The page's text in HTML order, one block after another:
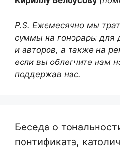
P.S. Ежемесячно мы
суммы на гонорары для
и авторов, а также на
если вы облегчите нам
поддержав нас.
Беседа о
понтификата,